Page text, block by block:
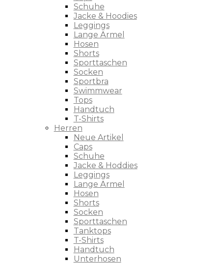
Schuhe
Jacke & Hoodies
Leggings
Lange Ärmel
Hosen
Shorts
Sporttaschen
Socken
Sportbra
Swimmwear
Tops
Handtuch
T-Shirts
Herren
Neue Artikel
Caps
Schuhe
Jacke & Hoddies
Leggings
Lange Ärmel
Hosen
Shorts
Socken
Sporttaschen
Tanktops
T-Shirts
Handtuch
Unterhosen